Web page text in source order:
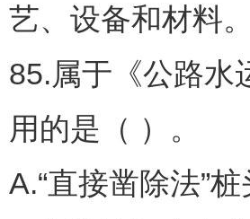
艺、设备和材料。
85.属于《公路水
用的是（ ）。
A.“直接凿除法”